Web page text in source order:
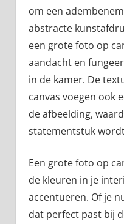
om een
abstracte
een grote foto op
aandacht en
in de kamer. De
canvas voegen ook
de afbeelding,
statementstuk
Een grote foto op
de kleuren in je
accentueren. Of je
dat perfect past bij